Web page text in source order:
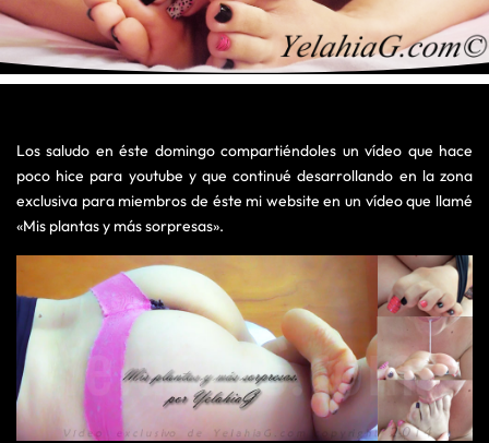
Los saludo en éste domingo compartiéndoles un vídeo que hace
poco hice para youtube y que continué desarrollando en la zona
exclusiva para miembros de éste mi website en un vídeo que llamé
«Mis plantas y más sorpresas».